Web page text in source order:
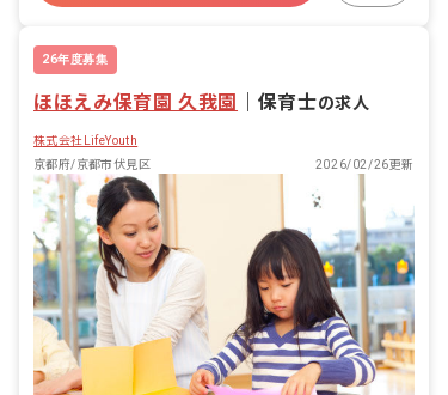
26年度募集
ほほえみ保育園 久我園 保育士の求人
株式会社LifeYouth
京都府/京都市伏見区
2026/02/26更新